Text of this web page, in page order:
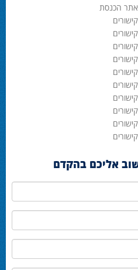
אתר הכנסת
קישורים
קישורים
קישורים
קישורים
קישורים
קישורים
קישורים
קישורים
קישורים
קישורים
אליכם בהקדם